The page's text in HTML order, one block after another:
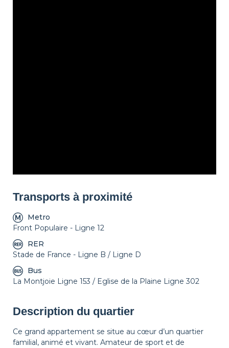
Transports à proximité
Metro
Front Populaire - Ligne 12
RER
Stade de France - Ligne B / Ligne D
Bus
La Montjoie Ligne 153 / Eglise de la Plaine Ligne 302
Description du quartier
Ce grand appartement se situe au cœur d’un quartier
familial, animé et vivant. Amateur de sport et de